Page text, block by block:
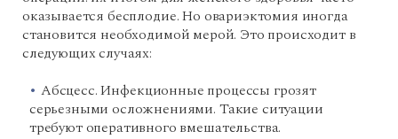
оказывается бесплодие. Но овариэктомия иногда
становится необходимой мерой. Это происходит в
следующих случаях:
Абсцесс. Инфекционные процессы грозят
серьезными осложнениями. Такие ситуации
требуют оперативного вмешательства.